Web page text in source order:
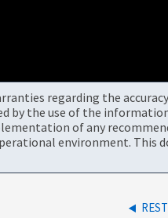
regarding the
by the use of the
of any
environment. This